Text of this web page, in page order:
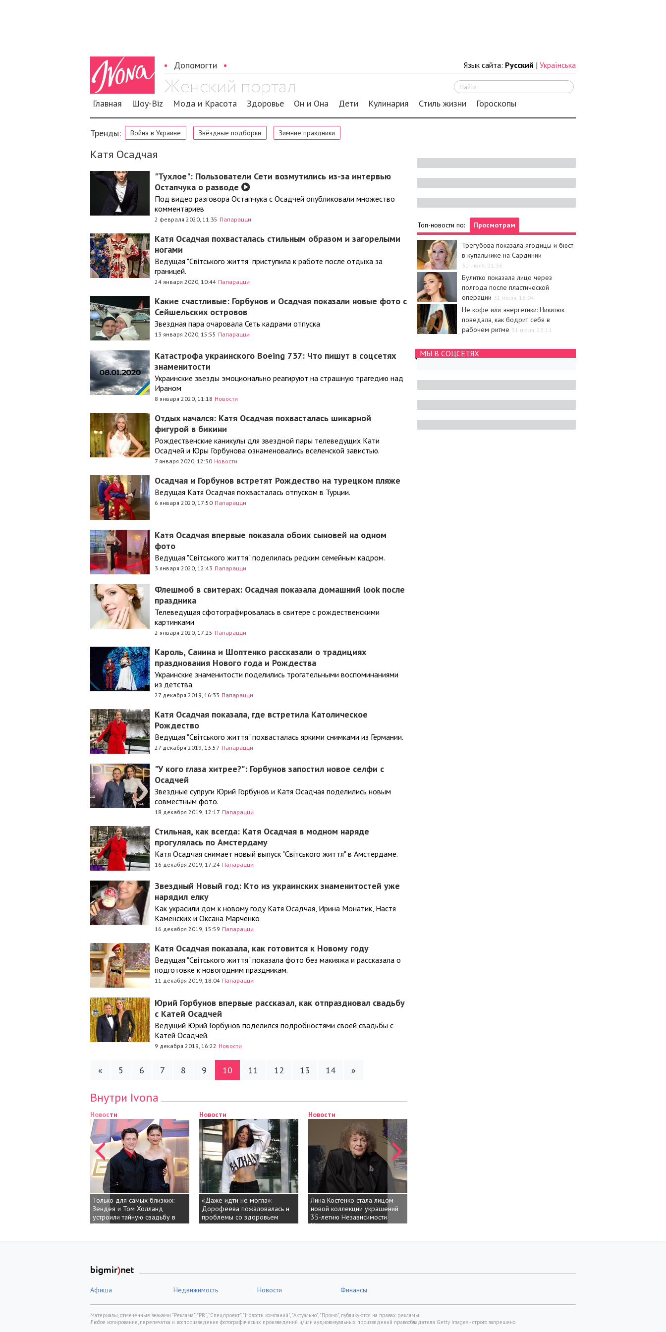
Допомогти Язык сайта: Русский | Українська
Главная Шоу-Biz Мода и Красота Здоровье Он и Она Дети Кулинария Стиль жизни Гороскопы
Тренды: Война в Украине Звёздные подборки Зимние праздники
Катя Осадчая
"Тухлое": Пользователи Сети возмутились из-за интервью
Остапчука о разводе
Под видео разговора Остапчука с Осадчей опубликовали множество
комментариев
2 февраля 2020, 11:35 Папарацци
Катя Осадчая похвасталась стильным образом и загорелыми
ногами
Ведущая "Світського життя" приступила к работе после отдыха за
границей.
24 января 2020, 10:44 Папарацци
Какие счастливые: Горбунов и Осадчая показали новые фото с
Сейшельских островов
Звездная пара очаровала Сеть кадрами отпуска
13 января 2020, 15:55 Папарацци
Катастрофа украинского Boeing 737: Что пишут в соцсетях
знаменитости
Украинские звезды эмоционально реагируют на страшную трагедию над
Ираном
8 января 2020, 11:18 Новости
Отдых начался: Катя Осадчая похвасталась шикарной
фигурой в бикини
Рождественские каникулы для звездной пары телеведущих Кати
Осадчей и Юры Горбунова ознаменовались вселенской завистью.
7 января 2020, 12:30 Новости
Осадчая и Горбунов встретят Рождество на турецком пляже
Ведущая Катя Осадчая похвасталась отпуском в Турции.
6 января 2020, 17:50 Папарацци
Катя Осадчая впервые показала обоих сыновей на одном
фото
Ведущая "Світського життя" поделилась редким семейным кадром.
3 января 2020, 12:43 Папарацци
Флешмоб в свитерах: Осадчая показала домашний look после
праздника
Телеведущая сфотографировалась в свитере с рождественскими
картинками
2 января 2020, 17:25 Папарацци
Кароль, Санина и Шоптенко рассказали о традициях
празднования Нового года и Рождества
Украинские знаменитости поделились трогательными воспоминаниями
из детства.
27 декабря 2019, 16:33 Папарацци
Катя Осадчая показала, где встретила Католическое
Рождество
Ведущая "Світського життя" похвасталась яркими снимками из Германии.
27 декабря 2019, 13:57 Папарацци
"У кого глаза хитрее?": Горбунов запостил новое селфи с
Осадчей
Звездные супруги Юрий Горбунов и Катя Осадчая поделились новым
совместным фото.
18 декабря 2019, 12:17 Папарацци
Стильная, как всегда: Катя Осадчая в модном наряде
прогулялась по Амстердаму
Катя Осадчая снимает новый выпуск "Світського життя" в Амстердаме.
16 декабря 2019, 17:24 Папарацци
Звездный Новый год: Кто из украинских знаменитостей уже
нарядил елку
Как украсили дом к новому году Катя Осадчая, Ирина Монатик, Настя
Каменских и Оксана Марченко
16 декабря 2019, 15:59 Папарацци
Катя Осадчая показала, как готовится к Новому году
Ведущая "Світського життя" показала фото без макияжа и рассказала о
подготовке к новогодним праздникам.
11 декабря 2019, 18:04 Папарацци
Юрий Горбунов впервые рассказал, как отпраздновал свадьбу
с Катей Осадчей
Ведущий Юрий Горбунов поделился подробностями своей свадьбы с
Катей Осадчей.
9 декабря 2019, 16:22 Новости
« 5 6 7 8 9 10 11 12 13 14 »
Внутри Ivona
Новости
Только для самых близких:
Зендея и Том Холланд
устроили тайную свадьбу в
Англии
Новости
«Даже идти не могла»:
Дорофеева пожаловалась на
проблемы со здоровьем
Новости
Лина Костенко стала лицом
новой коллекции украшений к
35-летию Независимости
Украины
Топ-новости по: Просмотрам
Трегубова показала ягодицы и бюст
в купальнике на Сардинии
31 июля, 21:36
Булитко показала лицо через
полгода после пластической
операции 31 июля, 18:04
Не кофе или энергетики: Никитюк
поведала, как бодрит себя в
рабочем ритме 31 июля, 23:11
МЫ В СОЦСЕТЯХ
Афиша Недвижимость Новости Финансы
Материалы, отмеченные знаками "Реклама", "PR", "Спецпроект", "Новости компаний", "Актуально", "Промо", публикуются на правах рекламы.
Любое копирование, перепечатка и воспроизведение фотографических произведений и/или аудиовизуальных произведений правообладателя Getty Images - строго запрещено.